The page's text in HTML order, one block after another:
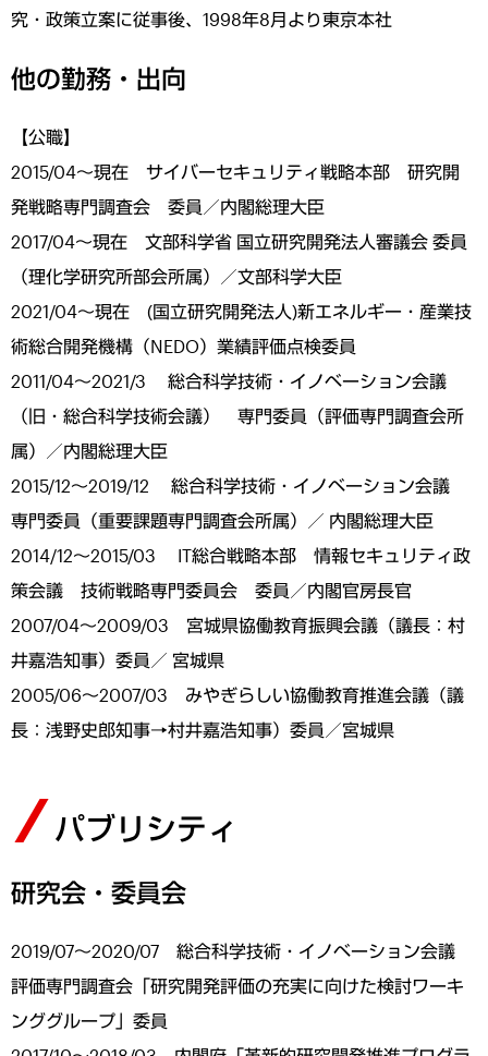
究・政策立案に従事後、1998年8月より東京本社
他の勤務・出向
【公職】
2015/04～現在 サイバーセキュリティ戦略本部 研究開
発戦略専門調査会 委員／内閣総理大臣
2017/04～現在 文部科学省 国立研究開発法人審議会 委員
（理化学研究所部会所属）／文部科学大臣
2021/04～現在 (国立研究開発法人)新エネルギー・産業技
術総合開発機構（NEDO）業績評価点検委員
2011/04～2021/3 総合科学技術・イノベーション会議
（旧・総合科学技術会議） 専門委員（評価専門調査会所
属）／内閣総理大臣
2015/12～2019/12 総合科学技術・イノベーション会議
専門委員（重要課題専門調査会所属）／ 内閣総理大臣
2014/12～2015/03 IT総合戦略本部 情報セキュリティ政
策会議 技術戦略専門委員会 委員／内閣官房長官
2007/04～2009/03 宮城県協働教育振興会議（議長：村
井嘉浩知事）委員／ 宮城県
2005/06～2007/03 みやぎらしい協働教育推進会議（議
長：浅野史郎知事→村井嘉浩知事）委員／宮城県
パブリシティ
研究会・委員会
2019/07～2020/07 総合科学技術・イノベーション会議
評価専門調査会「研究開発評価の充実に向けた検討ワーキ
ンググループ」委員